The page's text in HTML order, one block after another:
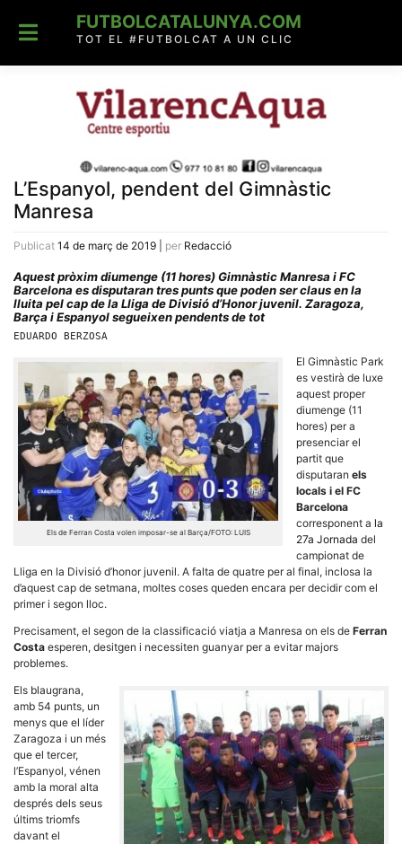
content
FUTBOLCATALUNYA.COM
TOT EL #FUTBOLCAT A UN CLIC
L’Espanyol, pendent del Gimnàstic
Manresa
Publicat 14 de març de 2019 per Redacció
Aquest pròxim diumenge (11 hores) Gimnàstic Manresa i FC
Barcelona es disputaran tres punts que poden ser claus en la
lluita pel cap de la Lliga de Divisió d’Honor juvenil. Zaragoza,
Barça i Espanyol segueixen pendents de tot
EDUARDO BERZOSA
Els de Ferran Costa volen imposar-se al Barça/FOTO: LUIS
El Gimnàstic Park
es vestirà de luxe
aquest proper
diumenge (11
hores) per a
presenciar el
partit que
disputaran els
locals i el FC
Barcelona
corresponent a la
27a Jornada del
campionat de
Lliga en la Divisió d’honor juvenil. A falta de quatre per al final, inclosa la
d’aquest cap de setmana, moltes coses queden encara per decidir com el
primer i segon lloc.
Precisament, el segon de la classificació viatja a Manresa on els de Ferran
Costa esperen, desitgen i necessiten guanyar per a evitar majors
problemes.
Els blaugrana,
amb 54 punts, un
menys que el líder
Zaragoza i un més
que el tercer,
l’Espanyol, vénen
amb la moral alta
després dels seus
últims triomfs
davant el
Necessàries
Aquestes
cookies no
són
necessàries
tècnic de la
web.
Estadístiques
Recopilem
dades
estadístiques
de manera
anònima d'ús
del lloc web
per a millorar
la funcionalitat
i la seva
estructura.